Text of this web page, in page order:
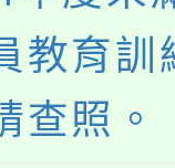
教育訓
查照。